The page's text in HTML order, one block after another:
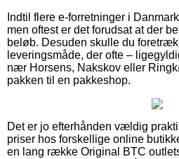
Indtil flere e-forretninger i
men oftest er det forudsat at der
beløb. Desuden skulle du
leveringsmåde, der ofte –
nær Horsens, Nakskov eller
pakken til en pakkeshop.
Det er jo efterhånden vældig
priser hos forskellige online
en lang række Original BTC